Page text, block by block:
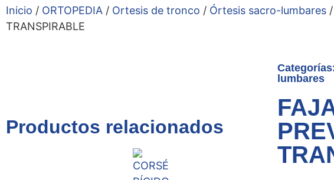
Inicio / ORTOPEDIA / Ortesis de tronco / Órtesis sacro-lumbares
TRANSPIRABLE
Productos relacionados
lumbares